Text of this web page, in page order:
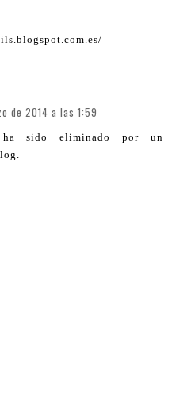
de 2014 a las 1:59
ha sido eliminado por un